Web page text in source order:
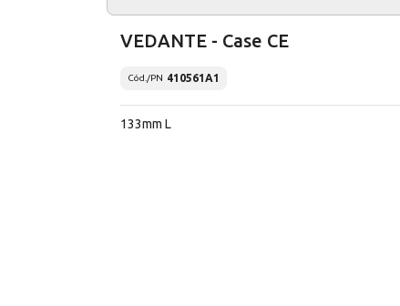
VEDANTE - Case CE
Cód./PN 410561A1
133mm L